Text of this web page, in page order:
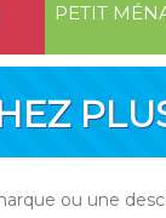
PETIT